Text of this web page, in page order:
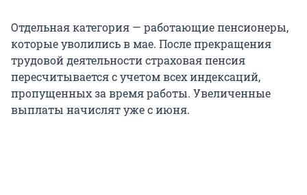
Отдельная категория — работающие пенсионеры,
которые уволились в мае. После прекращения
трудовой деятельности страховая пенсия
пересчитывается с учетом всех индексаций,
пропущенных за время работы. Увеличенные
выплаты начислят уже с июня.